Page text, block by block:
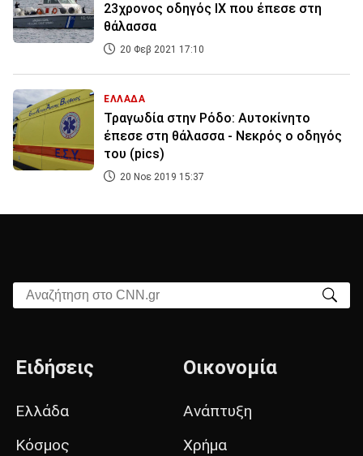
23χρονος οδηγός ΙΧ που έπεσε στη
θάλασσα
20 Φεβ 2021 17:10
ΕΛΛΑΔΑ
Τραγωδία στην Ρόδο: Αυτοκίνητο
έπεσε στη θάλασσα - Νεκρός ο οδηγός
του (pics)
20 Νοε 2019 15:37
Αναζήτηση στο CNN.gr
Ειδήσεις
Ελλάδα
Κόσμος
Οικονομία
Ανάπτυξη
Χρήμα